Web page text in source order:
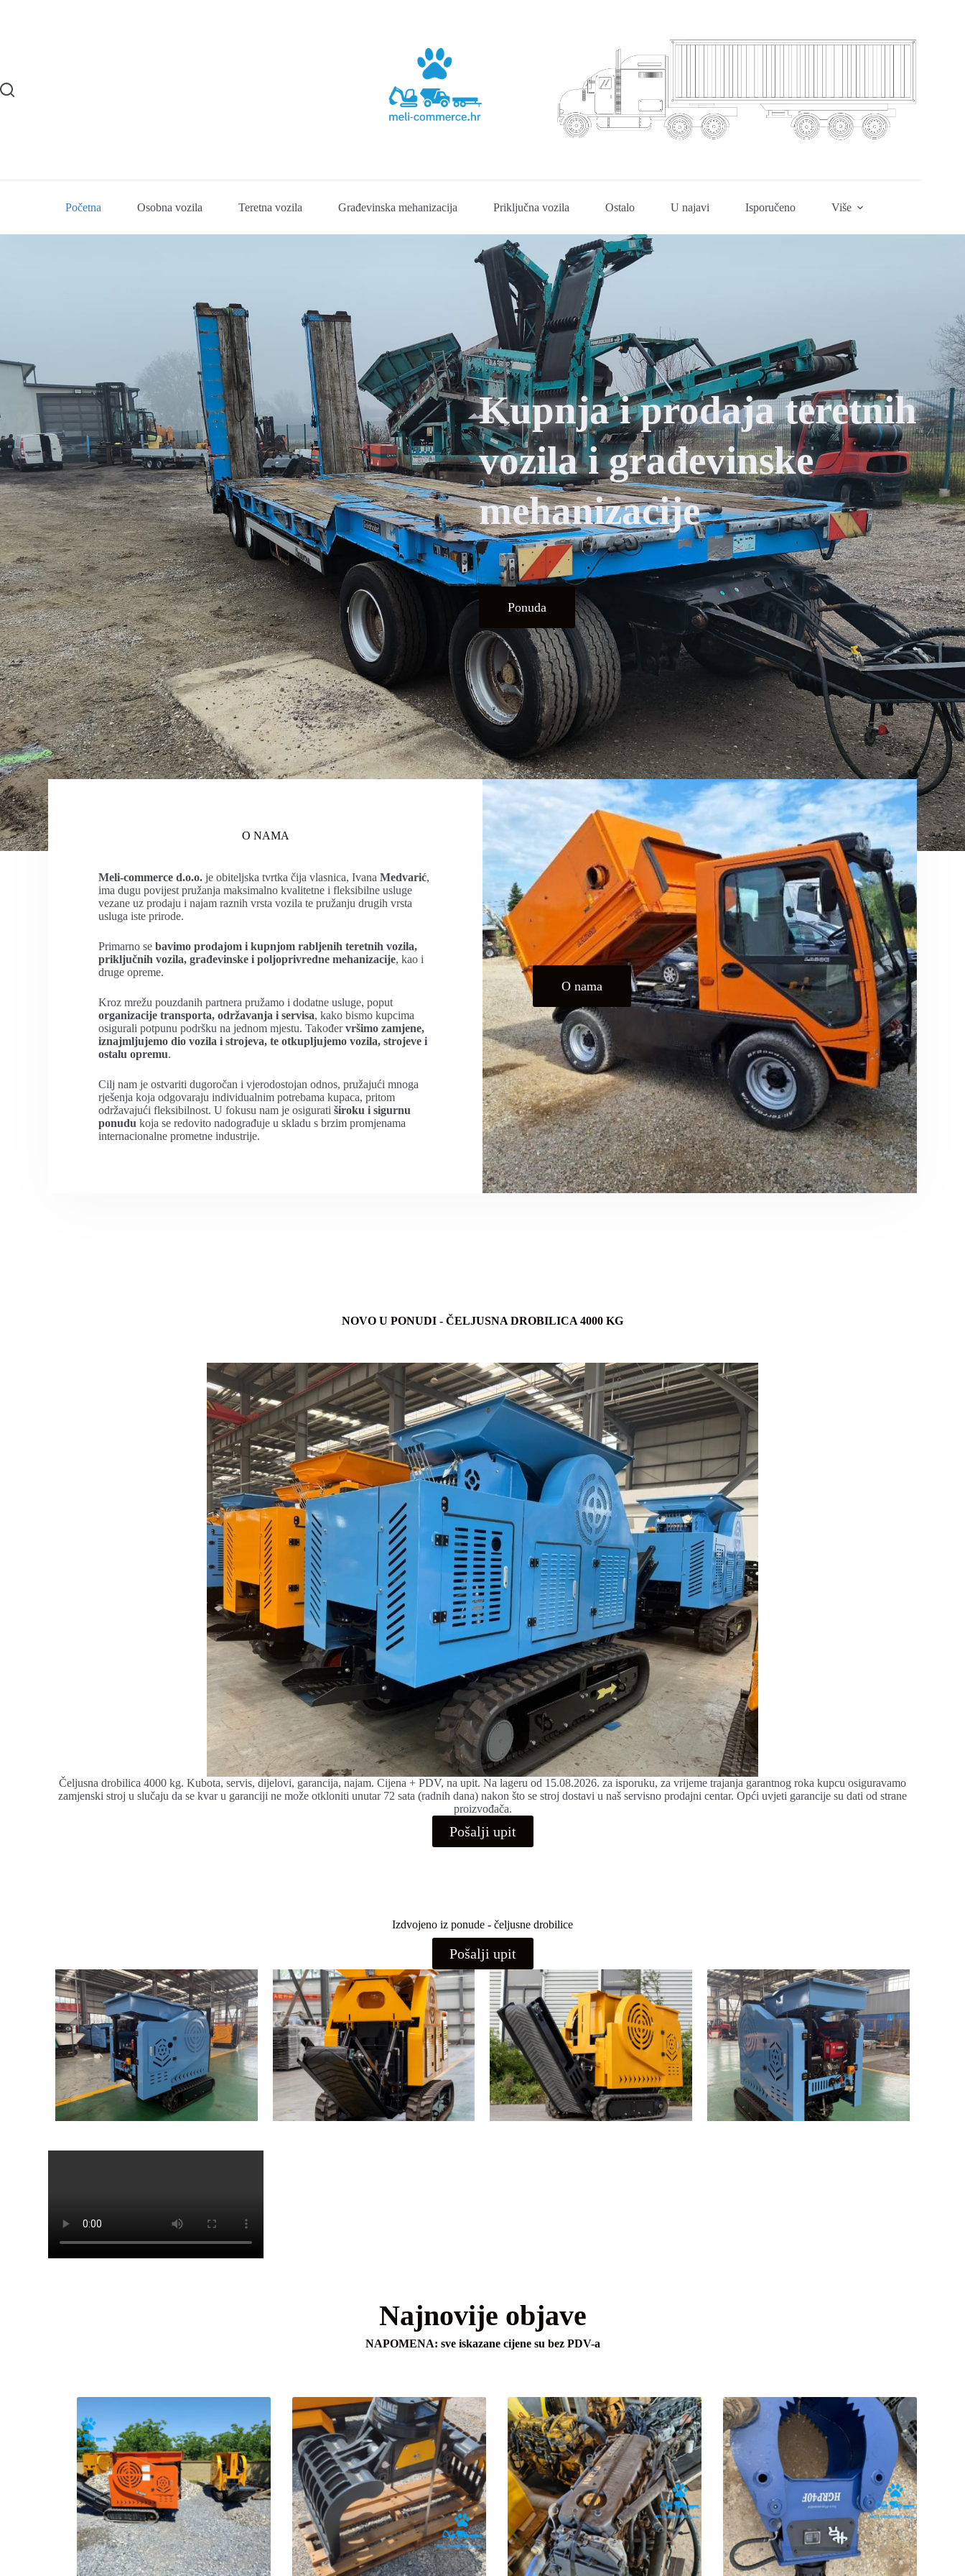
Početna Osobna vozila Teretna vozila Građevinska mehanizacija Priključna vozila Ostalo U najavi Isporučeno Više
Kupnja i prodaja teretnih
vozila i građevinske
mehanizacije
Ponuda
O NAMA
Meli-commerce d.o.o.je obiteljska tvrtka čija vlasnica, IvanaMedvarić,
ima dugu povijest pružanja maksimalno kvalitetne i fleksibilne usluge
vezane uz prodaju i najam raznih vrsta vozila te pružanju drugih vrsta
usluga iste prirode.
Primarno sebavimo prodajom i kupnjom rabljenih teretnih vozila,
priključnih vozila, građevinske i poljoprivredne mehanizacije, kao i
druge opreme.
Kroz mrežu pouzdanih partnera pružamo i dodatne usluge, poput
organizacije transporta, održavanja i servisa, kako bismo kupcima
osigurali potpunu podršku na jednom mjestu. Takođervršimo zamjene,
iznajmljujemo dio vozila i strojeva, te otkupljujemo vozila, strojeve i
ostalu opremu.
Cilj nam je ostvariti dugoročan i vjerodostojan odnos, pružajući mnoga
rješenja koja odgovaraju individualnim potrebama kupaca, pritom
održavajući fleksibilnost. U fokusu nam je osiguratiširoku i sigurnu
ponudu koja se redovito nadograđuje u skladu s brzim promjenama
internacionalne prometne industrije.
O nama
NOVO U PONUDI - ČELJUSNA DROBILICA 4000 KG
Čeljusna drobilica 4000 kg. Kubota, servis, dijelovi, garancija, najam. Cijena + PDV, na upit. Na lageru od 15.08.2026. za isporuku, za vrijeme trajanja garantnog roka kupcu osiguravamo
zamjenski stroj u slučaju da se kvar u garanciji ne može otkloniti unutar 72 sata (radnih dana) nakon što se stroj dostavi u naš servisno prodajni centar. Opći uvjeti garancije su dati od strane
proizvođača.
Pošalji upit
Izdvojeno iz ponude - čeljusne drobilice
Pošalji upit
Najnovije objave
NAPOMENA: sve iskazane cijene su bez PDV-a